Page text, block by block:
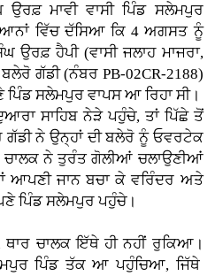
ਉਰਫ਼ ਮਾਵੀ ਵਾਸੀ ਪਿੰਡ ਸਲੇਮਪੁਰ
ਵਿੱਚ ਦੱਸਿਆ ਕਿ 4 ਅਗਸਤ ਨੂੰ
ਉਰਫ਼ ਹੈਪੀ (ਵਾਸੀ ਜਲਾਹ ਮਾਜਰਾ,
ਬਲੇਰੋ ਗੱਡੀ (ਨੰਬਰ PB-02CR-2188)
ਸਲੇਮਪੁਰ ਵਾਪਸ ਆ ਰਿਹਾ ਸੀ।
ਸਾਹਿਬ ਨੇੜੇ ਪਹੁੰਚੇ, ਤਾਂ ਪਿੱਛੇ ਤੋਂ
ਨੇ ਉਨ੍ਹਾਂ ਦੀ ਬਲੇਰੋ ਨੂੰ ਓਵਰਟੇਕ
ਨੇ ਤੁਰੰਤ ਗੋਲੀਆਂ ਚਲਾਉਣੀਆਂ
ਆਪਣੀ ਜਾਨ ਬਚਾ ਕੇ ਵਰਿੰਦਰ ਅਤੇ
ਪਿੰਡ ਸਲੇਮਪੁਰ ਪਹੁੰਚੇ।
ਥਾਰ ਚਾਲਕ ਇੱਥੇ ਹੀ ਨਹੀਂ ਰੁਕਿਆ।
ਪਿੰਡ ਤੱਕ ਆ ਪਹੁੰਚਿਆ, ਜਿੱਥੇ